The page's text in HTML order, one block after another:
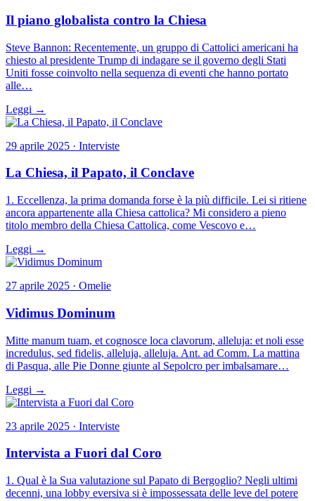
Il piano globalista contro la Chiesa
Steve Bannon: Recentemente, un gruppo di Cattolici americani ha
chiesto al presidente Trump di indagare se il governo degli Stati
Uniti fosse coinvolto nella sequenza di eventi che hanno portato
alle…
Leggi →
29 aprile 2025 · Interviste
La Chiesa, il Papato, il Conclave
1. Eccellenza, la prima domanda forse è la più difficile. Lei si ritiene
ancora appartenente alla Chiesa cattolica? Mi considero a pieno
titolo membro della Chiesa Cattolica, come Vescovo e…
Leggi →
27 aprile 2025 · Omelie
Vidimus Dominum
Mitte manum tuam, et cognosce loca clavorum, alleluja: et noli esse
incredulus, sed fidelis, alleluja, alleluja. Ant. ad Comm. La mattina
di Pasqua, alle Pie Donne giunte al Sepolcro per imbalsamare…
Leggi →
23 aprile 2025 · Interviste
Intervista a Fuori dal Coro
1. Qual è la Sua valutazione sul Papato di Bergoglio? Negli ultimi
decenni, una lobby eversiva si è impossessata delle leve del potere